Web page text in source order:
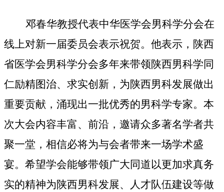
邓春华教授代表中华医学会男科学分会在
线上对新一届委员会表示祝贺。他表示，陕西
省医学会男科学分会多年来带领陕西男科学同
仁励精图治、求实创新，为陕西男科发展做出
重要贡献，涌现出一批优秀的男科学专家。本
次大会内容丰富、前沿，邀请众多著名学者共
聚一堂，相信必将为与会者带来一场学术盛
宴。希望学会能够带领广大同道以更加求真务
实的精神为陕西男科发展、人才队伍建设等做